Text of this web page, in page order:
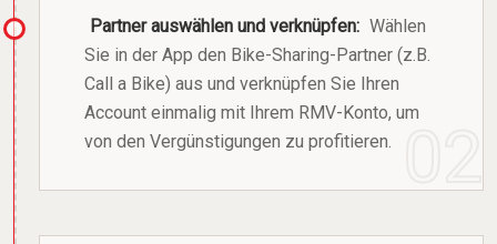
Partner auswählen und verknüpfen: Wählen
Sie in der App den Bike-Sharing-Partner (z.B.
Call a Bike) aus und verknüpfen Sie Ihren
Account einmalig mit Ihrem RMV-Konto, um
von den Vergünstigungen zu profitieren.